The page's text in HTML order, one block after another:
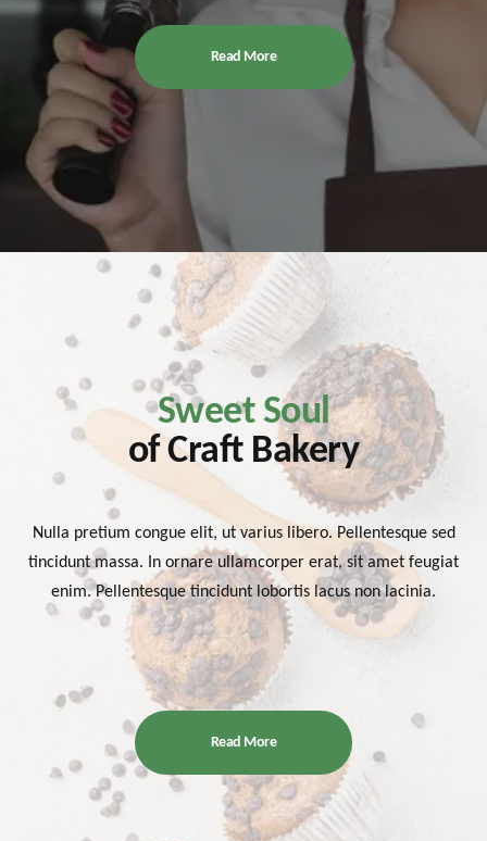
Read More
Sweet Soul
of Craft Bakery
Nulla pretium congue elit, ut varius libero. Pellentesque sed
tincidunt massa. In ornare ullamcorper erat, sit amet feugiat
enim. Pellentesque tincidunt lobortis lacus non lacinia.
Read More